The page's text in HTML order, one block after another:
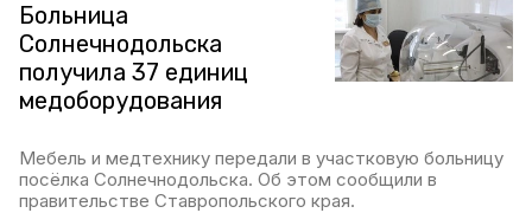
Больница
Солнечнодольска
получила 37 единиц
медоборудования
Мебель и медтехнику передали в участковую больницу
посёлка Солнечнодольска. Об этом сообщили в
правительстве Ставропольского края.